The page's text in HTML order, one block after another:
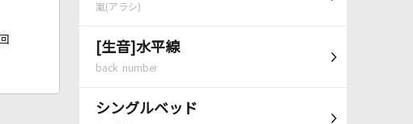
嵐(アラシ)
[生音]水平線
back number
シングルベッド
回